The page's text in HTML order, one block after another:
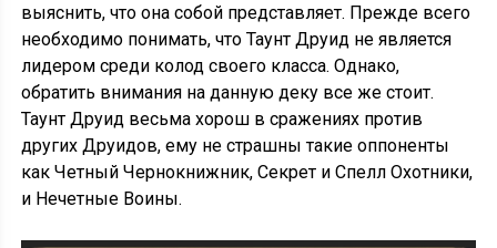
выяснить, что она собой представляет. Прежде всего
необходимо понимать, что Таунт Друид не является
лидером среди колод своего класса. Однако,
обратить внимания на данную деку все же стоит.
Таунт Друид весьма хорош в сражениях против
других Друидов, ему не страшны такие оппоненты
как Четный Чернокнижник, Секрет и Спелл Охотники,
и Нечетные Воины.